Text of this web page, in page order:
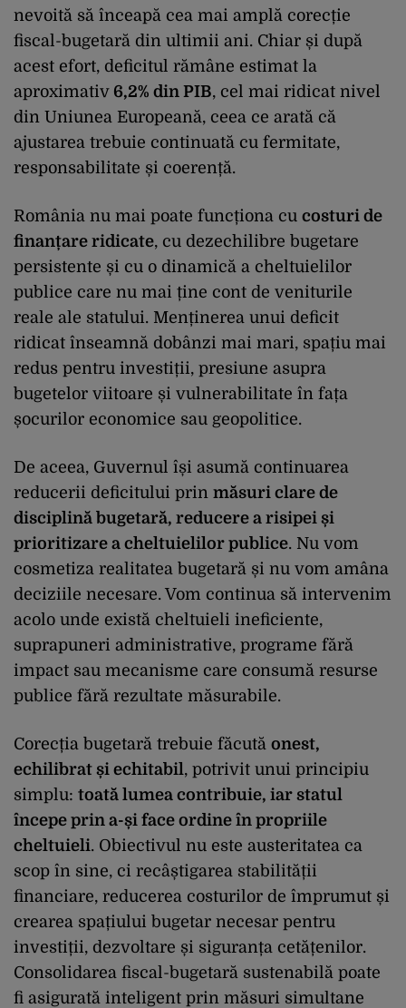
nevoită să înceapă cea mai amplă corecție
fiscal-bugetară din ultimii ani. Chiar și după
acest efort, deficitul rămâne estimat la
aproximativ 6,2% din PIB, cel mai ridicat nivel
din Uniunea Europeană, ceea ce arată că
ajustarea trebuie continuată cu fermitate,
responsabilitate și coerență.
România nu mai poate funcționa cu costuri de
finanțare ridicate, cu dezechilibre bugetare
persistente și cu o dinamică a cheltuielilor
publice care nu mai ține cont de veniturile
reale ale statului. Menținerea unui deficit
ridicat înseamnă dobânzi mai mari, spațiu mai
redus pentru investiții, presiune asupra
bugetelor viitoare și vulnerabilitate în fața
șocurilor economice sau geopolitice.
De aceea, Guvernul își asumă continuarea
reducerii deficitului prin măsuri clare de
disciplină bugetară, reducere a risipei și
prioritizare a cheltuielilor publice. Nu vom
cosmetiza realitatea bugetară și nu vom amâna
deciziile necesare. Vom continua să intervenim
acolo unde există cheltuieli ineficiente,
suprapuneri administrative, programe fără
impact sau mecanisme care consumă resurse
publice fără rezultate măsurabile.
Corecția bugetară trebuie făcută onest,
echilibrat și echitabil, potrivit unui principiu
simplu: toată lumea contribuie, iar statul
începe prin a-și face ordine în propriile
cheltuieli. Obiectivul nu este austeritatea ca
scop în sine, ci recâștigarea stabilității
financiare, reducerea costurilor de împrumut și
crearea spațiului bugetar necesar pentru
investiții, dezvoltare și siguranța cetățenilor.
Consolidarea fiscal-bugetară sustenabilă poate
fi asigurată inteligent prin măsuri simultane